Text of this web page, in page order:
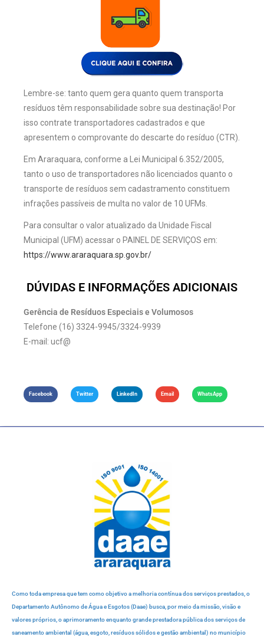
Lembre-se: tanto quem gera quanto quem transporta
resíduos têm responsabilidade sobre sua destinação! Por
isso contrate transportadores cadastrados e que
apresentem o comprovante do descarte do resíduo (CTR).
Em Araraquara, conforme a Lei Municipal 6.352/2005,
tanto o uso de transportadores não licenciados quanto o
transporte de resíduos sem cadastramento constituem
infrações passíveis de multa no valor de 10 UFMs.
Para consultar o valor atualizado da Unidade Fiscal
Municipal (UFM) acessar o PAINEL DE SERVIÇOS em:
https://www.araraquara.sp.gov.br/
DÚVIDAS E INFORMAÇÕES ADICIONAIS
Gerência de Resíduos Especiais e Volumosos
Telefone (16) 3324-9945/3324-9939
E-mail: ucf@
Facebook Twitter LinkedIn Email WhatsApp
Como toda empresa que tem como objetivo a melhoria contínua dos serviços prestados, o
Departamento Autônomo de Água e Esgotos (Daae) busca, por meio da missão, visão e
valores próprios, o aprimoramento enquanto grande prestadora pública dos serviços de
saneamento ambiental (água, esgoto, resíduos sólidos e gestão ambiental) no município